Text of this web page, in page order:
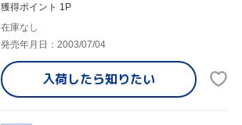
獲得ポイント 1P
在庫なし
発売年月日：2003/07/04
入荷したら知りたい